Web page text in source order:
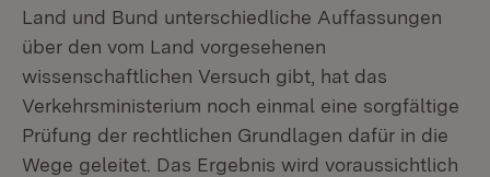
Land und Bund unterschiedliche Auffassungen
über den vom Land vorgesehenen
wissenschaftlichen Versuch gibt, hat das
Verkehrsministerium noch einmal eine sorgfältige
Prüfung der rechtlichen Grundlagen dafür in die
Wege geleitet. Das Ergebnis wird voraussichtlich